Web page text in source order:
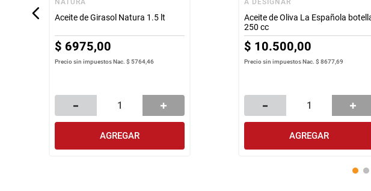
NATURA
Aceite de Girasol Natura 1.5 lt
$ 6975,00
Precio sin impuestos Nac.$ 5764,46
AGREGAR
A DESIGNAR
Aceite de Oliva La Española
250 cc
$ 10.500,00
Precio sin impuestos Nac.$ 8677,69
AGREGAR